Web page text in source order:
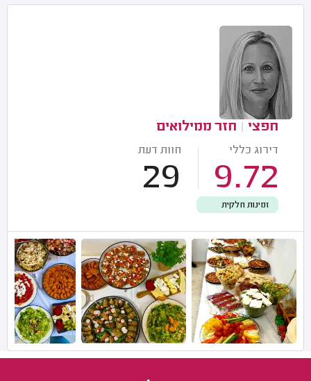
חפצי חזר ממילואים
דירוג כללי
9.72
חוות דעת
29
זמינות חלקית